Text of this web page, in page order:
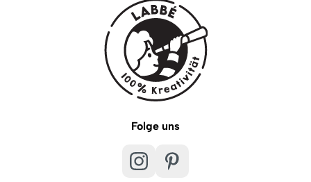
Folge uns